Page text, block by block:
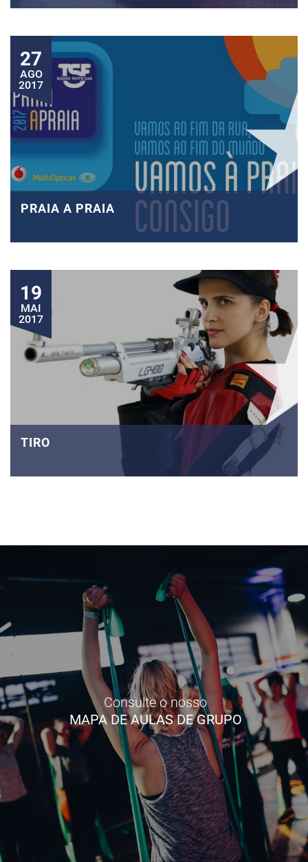
27
AGO
2017
PRAIA A PRAIA
19
MAI
2017
TIRO
Consulte o nosso
MAPA DE AULAS DE GRUPO